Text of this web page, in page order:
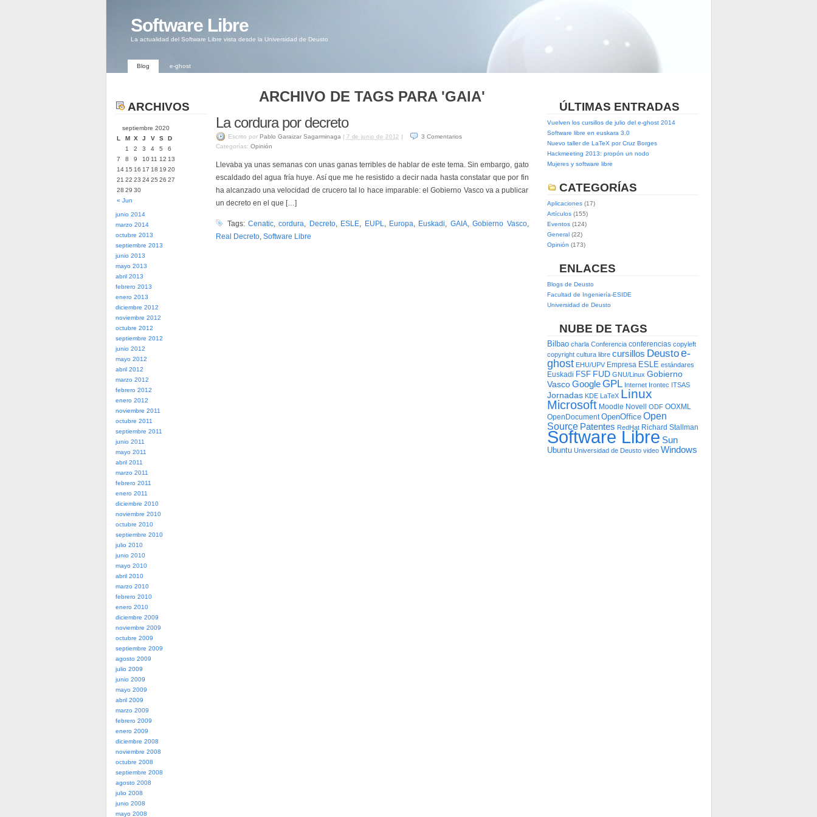
Software Libre
La actualidad del Software Libre vista desde la Universidad de Deusto
Blog e-ghost
ARCHIVOS
septiembre 2020
L
M X J V S D
« Jun
1 2 3 4 5
6
7
8 9 10 11 12 13
14 15 16 17 18 19 20
21 22 23 24 25 26 27
28 29 30
junio 2014
marzo 2014
octubre 2013
septiembre 2013
junio 2013
mayo 2013
abril 2013
febrero 2013
enero 2013
diciembre 2012
noviembre 2012
octubre 2012
septiembre 2012
junio 2012
mayo 2012
abril 2012
marzo 2012
febrero 2012
enero 2012
noviembre 2011
octubre 2011
septiembre 2011
junio 2011
mayo 2011
abril 2011
marzo 2011
febrero 2011
enero 2011
diciembre 2010
noviembre 2010
octubre 2010
septiembre 2010
julio 2010
junio 2010
mayo 2010
abril 2010
marzo 2010
febrero 2010
enero 2010
diciembre 2009
noviembre 2009
octubre 2009
septiembre 2009
agosto 2009
julio 2009
junio 2009
mayo 2009
abril 2009
marzo 2009
febrero 2009
enero 2009
diciembre 2008
noviembre 2008
octubre 2008
septiembre 2008
agosto 2008
julio 2008
junio 2008
mayo 2008
ARCHIVO DE TAGS PARA 'GAIA'
La cordura por decreto
Escrito por Pablo Garaizar Sagarminaga | 7 de junio de 2012 | 3 Comentarios
Categorías: Opinión
Llevaba ya unas semanas con unas ganas terribles de hablar de este tema. Sin embargo, gato
escaldado del agua fría huye. Así que me he resistido a decir nada hasta constatar que por fin
ha alcanzado una velocidad de crucero tal lo hace imparable: el Gobierno Vasco va a publicar
un decreto en el que […]
Tags: Cenatic,cordura, Decreto, ESLE, EUPL, Europa, Euskadi, GAIA,Gobierno Vasco,
Real Decreto, Software Libre
ÚLTIMAS ENTRADAS
Vuelven los cursillos de julio del e-ghost 2014
Software libre en euskara 3.0
Nuevo taller de LaTeX por Cruz Borges
Hackmeeting 2013: propón un nodo
Mujeres y software libre
CATEGORÍAS
Aplicaciones(17)
Artículos(155)
Eventos(124)
General(22)
Opinión (173)
ENLACES
Blogs de Deusto
Facultad de Ingeniería-ESIDE
Universidad de Deusto
NUBE DE TAGS
Bilbao charla Conferencia conferencias copyleft
copyright cultura libre cursillos Deustoe-
ghost EHU/UPV Empresa ESLE estándares
Euskadi FSF FUD GNU/Linux Gobierno
Vasco Google GPL Internet Irontec ITSAS
Jornadas KDE LaTeX Linux
Microsoft Moodle Novell ODF OOXML
OpenDocument OpenOffice Open
Source Patentes RedHat Richard Stallman
Software Libre Sun
Ubuntu Universidad de Deusto video Windows